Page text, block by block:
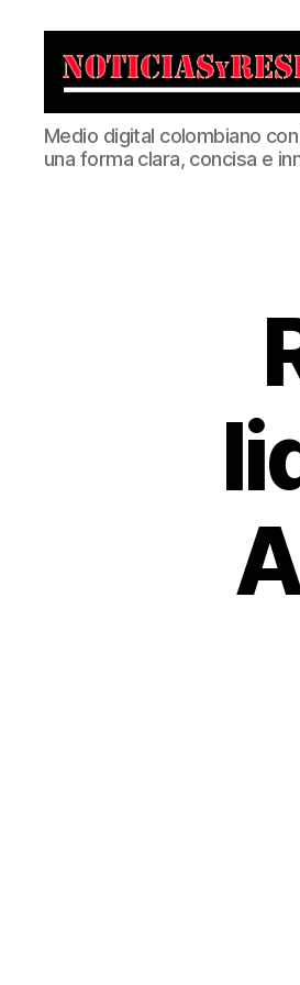
Noticias
y
Respuestas
Medio digital colombiano
una forma clara, concisa e